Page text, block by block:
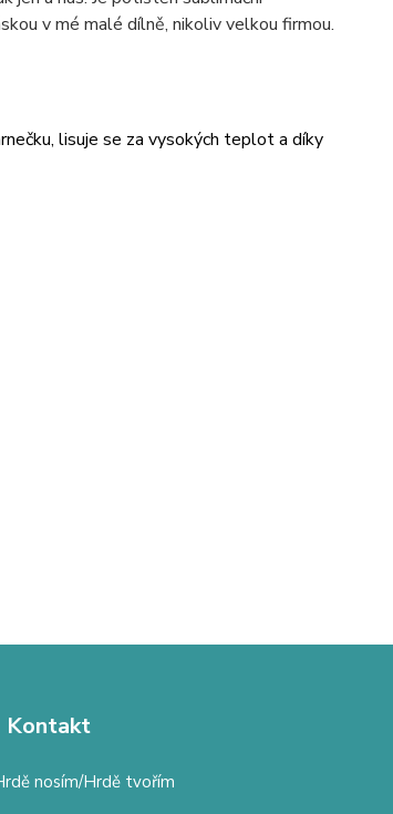
v mé malé dílně, nikoliv velkou firmou.
lisuje se za vysokých teplot a díky
Kontakt
nosím/Hrdě tvořím